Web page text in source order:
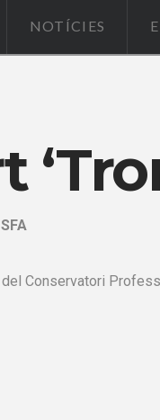
NOTÍCIES
Conservatori